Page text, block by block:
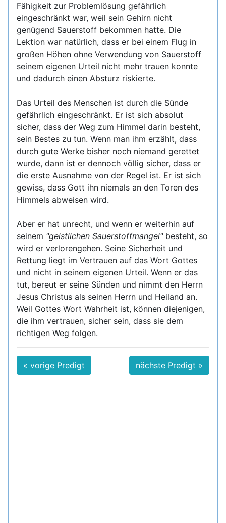
Fähigkeit zur Problemlösung gefährlich
eingeschränkt war, weil sein Gehirn nicht
genügend Sauerstoff bekommen hatte. Die
Lektion war natürlich, dass er bei einem Flug in
großen Höhen ohne Verwendung von Sauerstoff
seinem eigenen Urteil nicht mehr trauen konnte
und dadurch einen Absturz riskierte.
Das Urteil des Menschen ist durch die Sünde
gefährlich eingeschränkt. Er ist sich absolut
sicher, dass der Weg zum Himmel darin besteht,
sein Bestes zu tun. Wenn man ihm erzählt, dass
durch gute Werke bisher noch niemand gerettet
wurde, dann ist er dennoch völlig sicher, dass er
die erste Ausnahme von der Regel ist. Er ist sich
gewiss, dass Gott ihn niemals an den Toren des
Himmels abweisen wird.
Aber er hat unrecht, und wenn er weiterhin auf
seinem "geistlichen Sauerstoffmangel"besteht, so
wird er verlorengehen. Seine Sicherheit und
Rettung liegt im Vertrauen auf das Wort Gottes
und nicht in seinem eigenen Urteil. Wenn er das
tut, bereut er seine Sünden und nimmt den Herrn
Jesus Christus als seinen Herrn und Heiland an.
Weil Gottes Wort Wahrheit ist, können diejenigen,
die ihm vertrauen, sicher sein, dass sie dem
richtigen Weg folgen.
« vorige Predigt nächste Predigt »